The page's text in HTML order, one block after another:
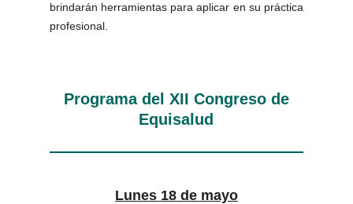
brindarán herramientas para aplicar en su práctica
profesional.
Programa del XII Congreso de
Equisalud
Lunes 18 de mayo